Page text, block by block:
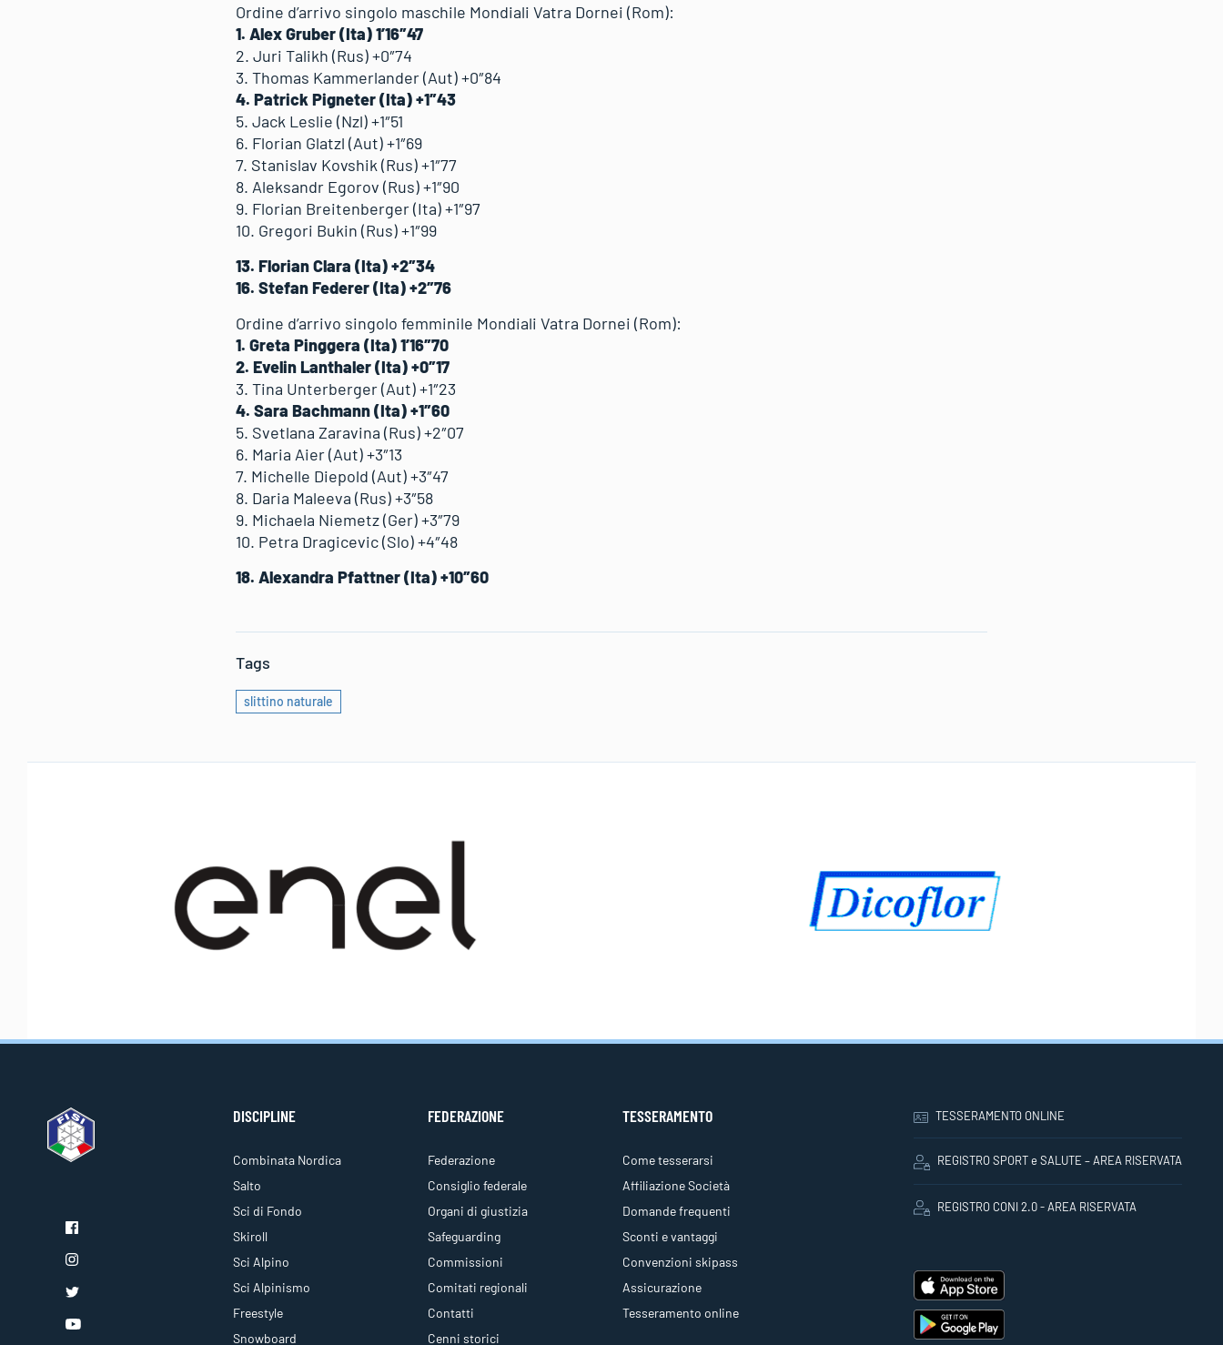
Ordine d’arrivo singolo maschile Mondiali Vatra Dornei (Rom):
1. Alex Gruber (Ita) 1’16″47
2. Juri Talikh (Rus) +0″74
3. Thomas Kammerlander (Aut) +0″84
4. Patrick Pigneter (Ita) +1″43
5. Jack Leslie (Nzl) +1″51
6. Florian Glatzl (Aut) +1″69
7. Stanislav Kovshik (Rus) +1″77
8. Aleksandr Egorov (Rus) +1″90
9. Florian Breitenberger (Ita) +1″97
10. Gregori Bukin (Rus) +1″99
13. Florian Clara (Ita) +2″34
16. Stefan Federer (Ita) +2″76
Ordine d’arrivo singolo femminile Mondiali Vatra Dornei (Rom):
1. Greta Pinggera (Ita) 1’16″70
2. Evelin Lanthaler (Ita) +0″17
3. Tina Unterberger (Aut) +1″23
4. Sara Bachmann (Ita) +1″60
5. Svetlana Zaravina (Rus) +2″07
6. Maria Aier (Aut) +3″13
7. Michelle Diepold (Aut) +3″47
8. Daria Maleeva (Rus) +3″58
9. Michaela Niemetz (Ger) +3″79
10. Petra Dragicevic (Slo) +4″48
18. Alexandra Pfattner (Ita) +10″60
Tags
slittino naturale
DISCIPLINE
Combinata Nordica
Salto
Sci di Fondo
Skiroll
Sci Alpino
Sci Alpinismo
Freestyle
Snowboard
FEDERAZIONE
Federazione
Consiglio federale
Organi di giustizia
Safeguarding
Commissioni
Comitati regionali
Contatti
Cenni storici
TESSERAMENTO
Come tesserarsi
Affiliazione Società
Domande frequenti
Sconti e vantaggi
Convenzioni skipass
Assicurazione
Tesseramento online
TESSERAMENTO ONLINE
REGISTRO SPORT e SALUTE – AREA RISERVATA
REGISTRO CONI 2.0 - AREA RISERVATA